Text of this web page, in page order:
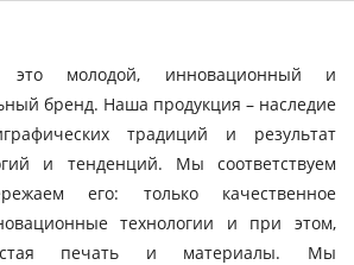
это молодой, инновационный и
бренд. Наша продукция – наследие
традиций и результат
и тенденций. Мы соответствуем
его: только качественное
технологии и при этом,
печать и материалы. Мы